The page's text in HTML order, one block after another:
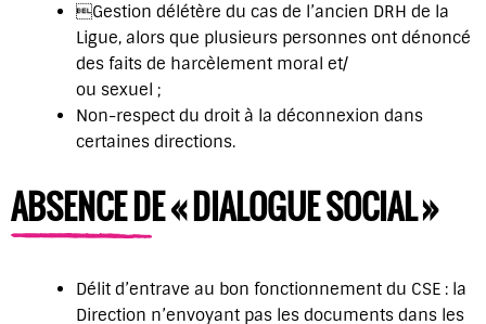
Gestion délétère du cas de l’ancien DRH de la
Ligue, alors que plusieurs personnes ont dénoncé
des faits de harcèlement moral et/
ou sexuel ;
Non-respect du droit à la déconnexion dans
certaines directions.
ABSENCE DE « DIALOGUE SOCIAL »
Délit d’entrave au bon fonctionnement du CSE : la
Direction n’envoyant pas les documents dans les